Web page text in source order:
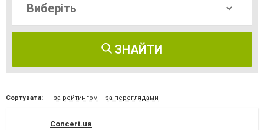
ЗНАЙТИ
Сортувати: за рейтингом за переглядами
Concert.ua